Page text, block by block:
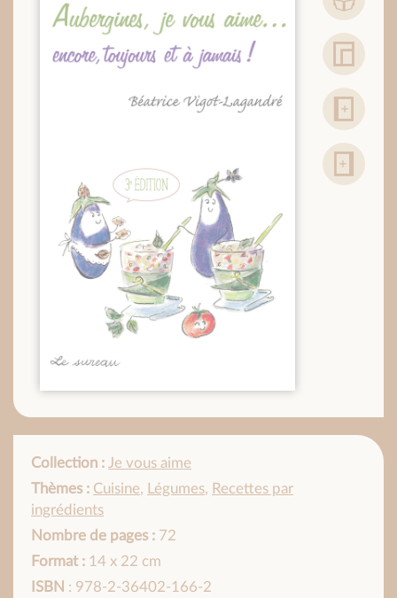
Collection : Je vous aime
Thèmes : Cuisine, Légumes, Recettes par
ingrédients
Nombre de pages : 72
Format : 14 x 22 cm
ISBN : 978-2-36402-166-2